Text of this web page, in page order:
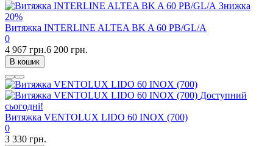
Знижка
20%
Витяжка INTERLINE ALTEA BK A 60 PB/GL/A
0
4 967 грн.6 200 грн.
В кошик
Доступний
сьогодні!
Витяжка VENTOLUX LIDO 60 INOX (700)
0
3 330 грн.